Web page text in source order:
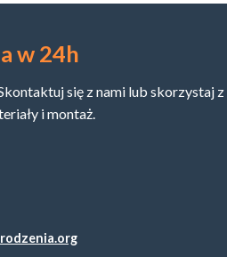
w 24h
się z nami lub skorzystaj z
i montaż.